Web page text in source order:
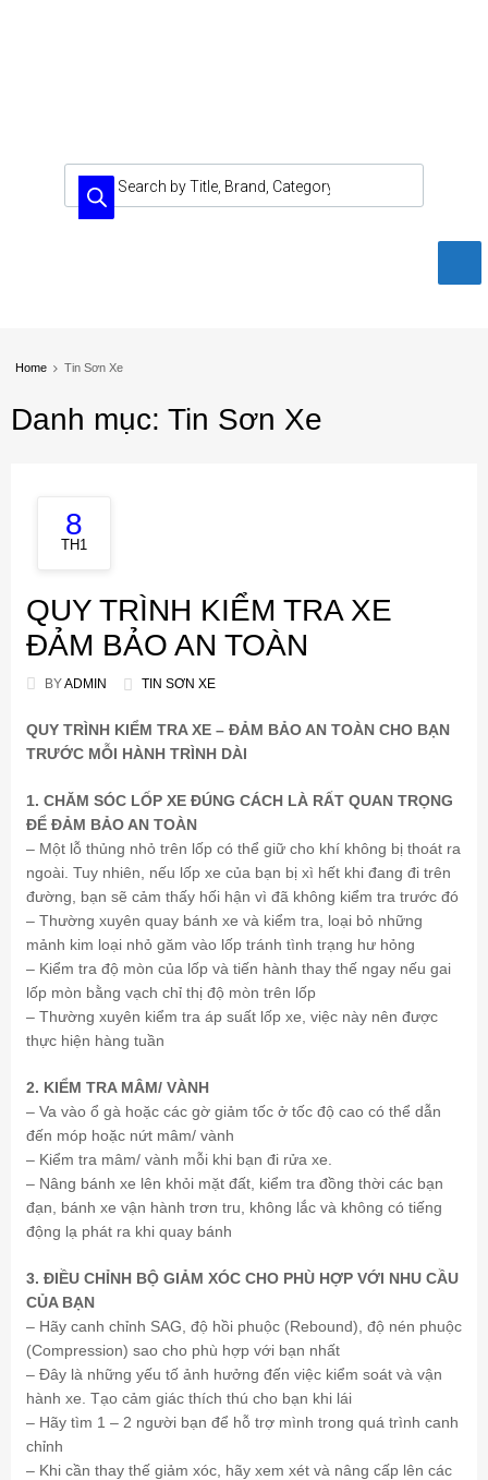
Home Tin Sơn Xe
Danh mục: Tin Sơn Xe
8
TH1
QUY TRÌNH KIỂM TRA XE
ĐẢM BẢO AN TOÀN
BYADMIN TIN SƠN XE
​QUY TRÌNH KIỂM TRA XE – ĐẢM BẢO AN TOÀN CHO BẠN
TRƯỚC MỖI HÀNH TRÌNH DÀI
1. CHĂM SÓC LỐP XE ĐÚNG CÁCH LÀ RẤT QUAN TRỌNG
ĐỂ ĐẢM BẢO AN TOÀN
– Một lỗ thủng nhỏ trên lốp có thể giữ cho khí không bị thoát ra
ngoài. Tuy nhiên, nếu lốp xe của bạn bị xì hết khi đang đi trên
đường, bạn sẽ cảm thấy hối hận vì đã không kiểm tra trước đó
– Thường xuyên quay bánh xe và kiểm tra, loại bỏ những
mảnh kim loại nhỏ găm vào lốp tránh tình trạng hư hỏng
– Kiểm tra độ mòn của lốp và tiến hành thay thế ngay nếu gai
lốp mòn bằng vạch chỉ thị độ mòn trên lốp
– Thường xuyên kiểm tra áp suất lốp xe, việc này nên được
thực hiện hàng tuần
2. KIỂM TRA MÂM/ VÀNH
– Va vào ổ gà hoặc các gờ giảm tốc ở tốc độ cao có thể dẫn
đến móp hoặc nứt mâm/ vành
– Kiểm tra mâm/ vành mỗi khi bạn đi rửa xe.
– Nâng bánh xe lên khỏi mặt đất, kiểm tra đồng thời các bạn
đạn, bánh xe vận hành trơn tru, không lắc và không có tiếng
động lạ phát ra khi quay bánh
3. ĐIỀU CHỈNH BỘ GIẢM XÓC CHO PHÙ HỢP VỚI NHU CẦU
CỦA BẠN
– Hãy canh chỉnh SAG, độ hồi phuộc (Rebound), độ nén phuộc
(Compression) sao cho phù hợp với bạn nhất
– Đây là những yếu tố ảnh hưởng đến việc kiểm soát và vận
hành xe. Tạo cảm giác thích thú cho bạn khi lái
– Hãy tìm 1 – 2 người bạn để hỗ trợ mình trong quá trình canh
chỉnh
– Khi cần thay thế giảm xóc, hãy xem xét và nâng cấp lên các